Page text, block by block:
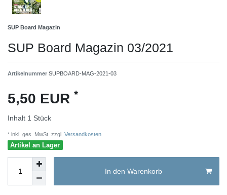
SUP Board Magazin
SUP Board Magazin 03/2021
Artikelnummer SUPBOARD-MAG-2021-03
5,50 EUR *
Inhalt 1 Stück
* inkl. ges. MwSt. zzgl. Versandkosten
Artikel an Lager
In den Warenkorb